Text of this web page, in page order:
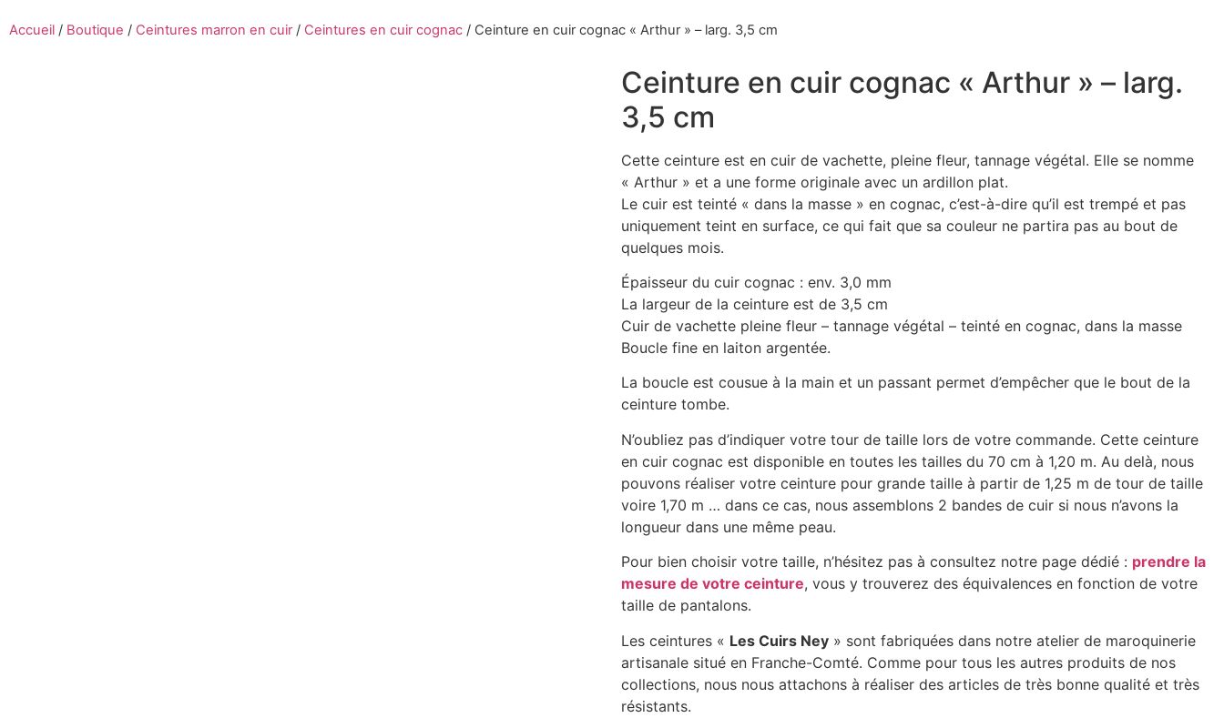
Accueil / Boutique / Ceintures marron en cuir/ Ceintures en cuir cognac / Ceinture en cuir cognac « Arthur » – larg. 3,5 cm
Ceinture en cuir cognac « Arthur » – larg.
3,5 cm
Cette ceinture est en cuir de vachette, pleine fleur, tannage végétal. Elle se nomme
« Arthur » et a une forme originale avec un ardillon plat.
Le cuir est teinté « dans la masse » en cognac, c’est-à-dire qu’il est trempé et pas
uniquement teint en surface, ce qui fait que sa couleur ne partira pas au bout de
quelques mois.
Épaisseur du cuir cognac : env. 3,0 mm
La largeur de la ceinture est de 3,5 cm
Cuir de vachette pleine fleur – tannage végétal – teinté en cognac, dans la masse
Boucle fine en laiton argentée.
La boucle est cousue à la main et un passant permet d’empêcher que le bout de la
ceinture tombe.
N’oubliez pas d’indiquer votre tour de taille lors de votre commande. Cette ceinture
en cuir cognac est disponible en toutes les tailles du 70 cm à 1,20 m. Au delà, nous
pouvons réaliser votre ceinture pour grande taille à partir de 1,25 m de tour de taille
voire 1,70 m … dans ce cas, nous assemblons 2 bandes de cuir si nous n’avons la
longueur dans une même peau.
Pour bien choisir votre taille, n’hésitez pas à consultez notre page dédié : prendre la
mesure de votre ceinture, vous y trouverez des équivalences en fonction de votre
taille de pantalons.
Les ceintures « Les Cuirs Ney » sont fabriquées dans notre atelier de maroquinerie
artisanale situé en Franche-Comté. Comme pour tous les autres produits de nos
collections, nous nous attachons à réaliser des articles de très bonne qualité et très
résistants.